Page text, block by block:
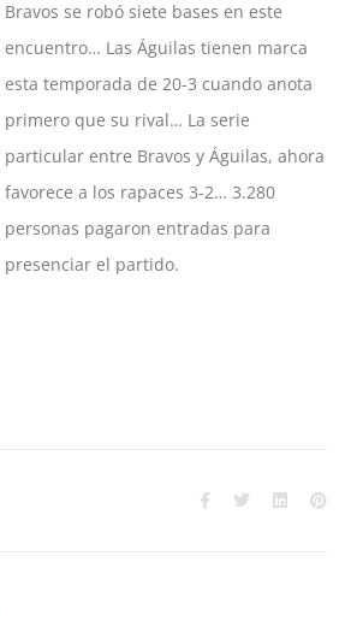
Bravos se robó siete bases en este
encuentro… Las Águilas tienen marca
esta temporada de 20-3 cuando anota
primero que su rival… La serie
particular entre Bravos y Águilas, ahora
favorece a los rapaces 3-2… 3.280
personas pagaron entradas para
presenciar el partido.